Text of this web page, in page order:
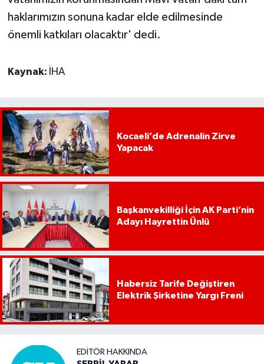
haklarımızın sonuna kadar elde edilmesinde
önemli katkıları olacaktır' dedi.
Kaynak: İHA
Kocaeli’de Adrenalin Zirve
Yapacak
Başkanvekilliği İçin AK Parti’nin
Adayı Hayrettin Ünlü
Habersiz Tarife Değiştiren
Elektrik Şirketine Yargı Freni
EDITÖR HAKKINDA